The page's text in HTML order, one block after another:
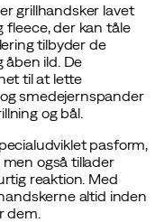
grillhandsker lavet
fleece, der kan tåle
tilbyder de
åben ild. De
til at lette
smedejernspander
og bål.
pasform,
også tillader
reaktion. Med
altid inden
dem.